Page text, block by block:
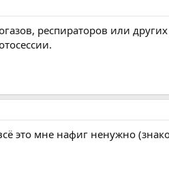
респираторов или
мне нафиг ненужно